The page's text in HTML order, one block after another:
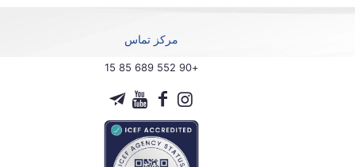
مرکز تماس
+90 552 689 85 15